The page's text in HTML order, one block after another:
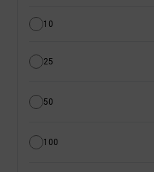
10
25
50
100